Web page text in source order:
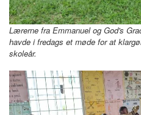
Lærerne fra Emmanuel og God's
havde i fredags et møde for at
skoleår.